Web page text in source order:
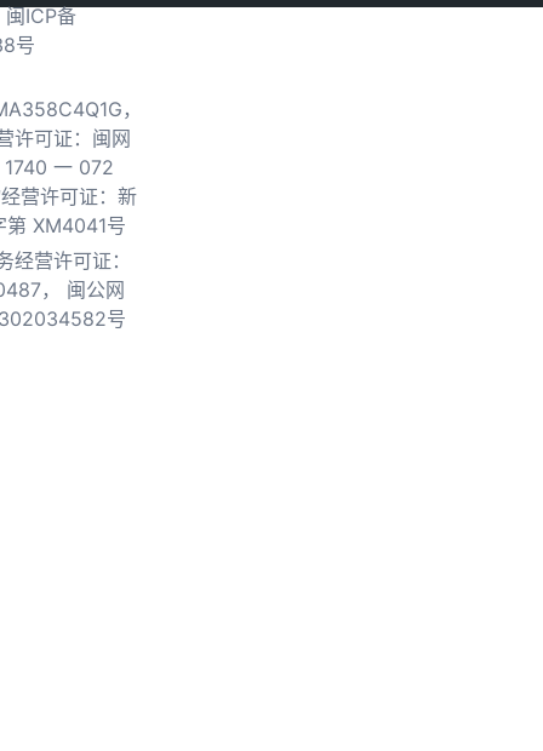
闽ICP备
号
，
许可证：闽网
一 072
营许可证：新
第 XM4041号
经营许可证：
，
闽公网
号